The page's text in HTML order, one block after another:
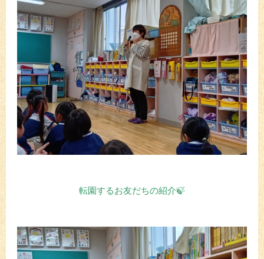
転園するお友だちの紹介🍃